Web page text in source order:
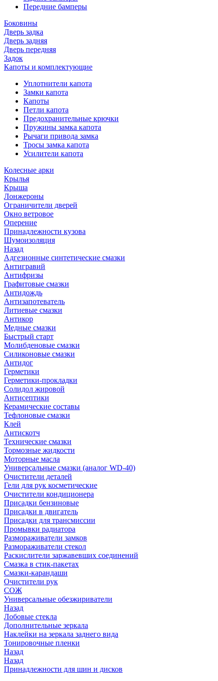
Передние бамперы
Боковины
Дверь задка
Дверь задняя
Дверь передняя
Задок
Капоты и комплектующие
Уплотнители капота
Замки капота
Капоты
Петли капота
Предохранительные крючки
Пружины замка капота
Рычаги привода замка
Тросы замка капота
Усилители капота
Колесные арки
Крылья
Крыша
Лонжероны
Ограничители дверей
Окно ветровое
Оперение
Принадлежности кузова
Шумоизоляция
Назад
Адгезионные синтетические смазки
Антигравий
Антифризы
Графитовые смазки
Антидождь
Антизапотеватель
Литиевые смазки
Антикор
Медные смазки
Быстрый старт
Молибденовые смазки
Силиконовые смазки
Антидог
Герметики
Герметики-прокладки
Солидол жировой
Антисептики
Керамические составы
Тефлоновые смазки
Клей
Антискотч
Технические смазки
Тормозные жидкости
Моторные масла
Универсальные смазки (аналог WD-40)
Очистители деталей
Гели для рук косметические
Очистители кондиционера
Присадки бензиновые
Присадки в двигатель
Присадки для трансмиссии
Промывки радиатора
Размораживатели замков
Размораживатели стекол
Раскислители заржавевших соединений
Смазка в стик-пакетах
Смазки-карандаши
Очистители рук
СОЖ
Универсальные обезжириватели
Назад
Лобовые стекла
Дополнительные зеркала
Наклейки на зеркала заднего вида
Тонировочные пленки
Назад
Назад
Принадлежности для шин и дисков